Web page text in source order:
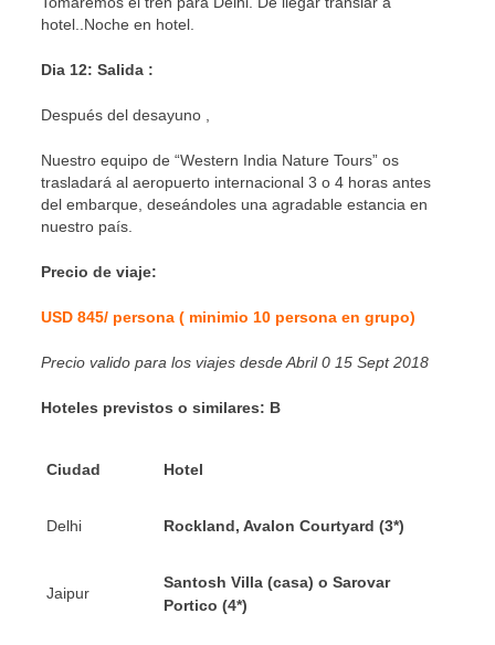
hotel..Noche en hotel.
Dia 12: Salida :
Después del desayuno ,
Nuestro equipo de “Western India Nature Tours” os
trasladará al aeropuerto internacional 3 o 4 horas antes
del embarque, deseándoles una agradable estancia en
nuestro país.
Precio de viaje:
USD 845/ persona ( minimio 10 persona en grupo)
Precio valido para los viajes desde Abril 0 15 Sept 2018
Hoteles previstos o similares: B
Ciudad Hotel
Delhi Rockland, Avalon Courtyard (3*)
Jaipur
Santosh Villa (casa) o Sarovar
Portico (4*)